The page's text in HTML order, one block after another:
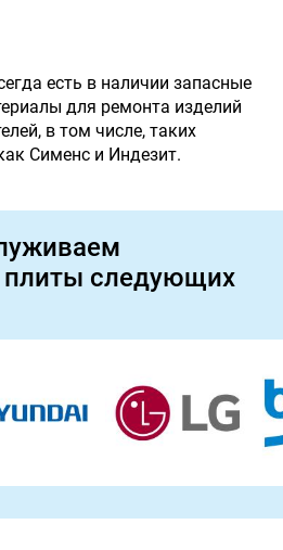
есть в наличии запасные
для ремонта изделий
в том числе, таких
Сименс и Индезит.
следующих